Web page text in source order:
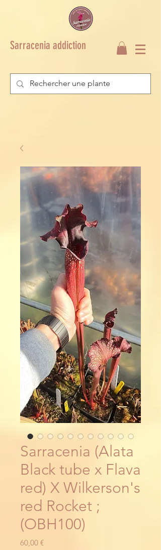
Sarracenia addiction
Sarracenia (Alata
Black tube x Flava
red) X Wilkerson's
red Rocket ;
(OBH100)
60,00 €Preis